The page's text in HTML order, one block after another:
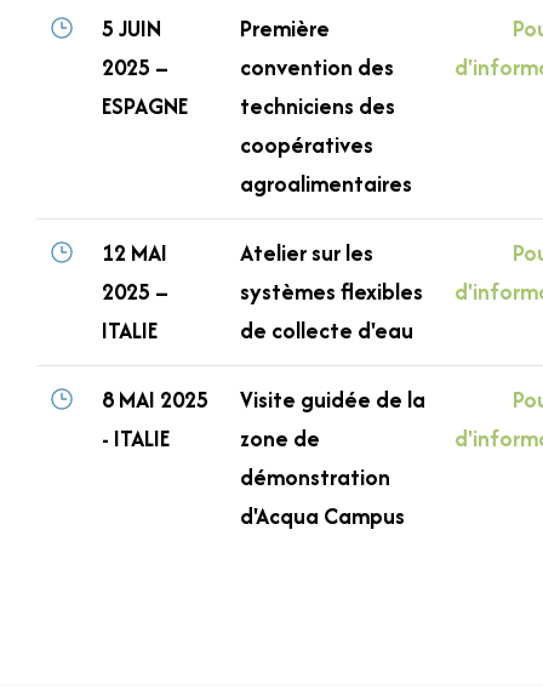
5 JUIN
2025 –
ESPAGNE
Première
convention des
techniciens des
coopératives
agroalimentaires
12 MAI
2025 –
ITALIE
Atelier sur les
systèmes flexibles
de collecte d'eau
8 MAI 2025
- ITALIE
Visite guidée de la
zone de
démonstration
d'Acqua Campus